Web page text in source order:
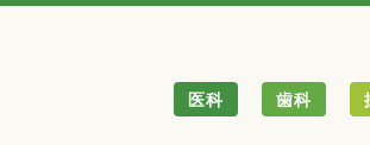
医科 歯科